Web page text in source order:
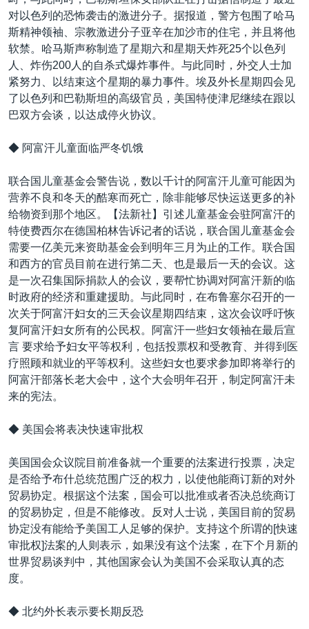
对以色列的恐怖袭击的激进分子。据报道，警方包围了哈马
斯精神领袖、宗教激进分子亚辛在加沙市的住宅，并且将他
软禁。哈马斯声称制造了星期六和星期天炸死25个以色列
人、炸伤200人的自杀式爆炸事件。与此同时，外交人士加
紧努力、以结束这个星期的暴力事件。埃及外长星期四会见
了以色列和巴勒斯坦的高级官员，美国特使津尼继续在跟以
巴双方会谈，以达成停火协议。
◆ 阿富汗儿童面临严冬饥饿
联合国儿童基金会警告说，数以千计的阿富汗儿童可能因为
营养不良和冬天的酷寒而死亡，除非能够尽快运送更多的补
给物资到那个地区。【法新社】引述儿童基金会驻阿富汗的
特使费西尔在德国柏林告诉记者的话说，联合国儿童基金会
需要一亿美元来资助基金会到明年三月为止的工作。联合国
和西方的官员目前在进行第二天、也是最后一天的会议。这
是一次召集国际捐款人的会议，要帮忙协调对阿富汗新的临
时政府的经济和重建援助。与此同时，在布鲁塞尔召开的一
次关于阿富汗妇女的三天会议星期四结束，这次会议呼吁恢
复阿富汗妇女所有的公民权。阿富汗一些妇女领袖在最后宣
言 要求给予妇女平等权利，包括投票权和受教育、并得到医
疗照顾和就业的平等权利。这些妇女也要求参加即将举行的
阿富汗部落长老大会中，这个大会明年召开，制定阿富汗未
来的宪法。
◆ 美国会将表决快速审批权
美国国会众议院目前准备就一个重要的法案进行投票，决定
是否给予布什总统范围广泛的权力，以使他能商订新的对外
贸易协定。根据这个法案，国会可以批准或者否决总统商订
的贸易协定，但是不能修改。反对人士说，美国目前的贸易
协定没有能给予美国工人足够的保护。支持这个所谓的[快速
审批权]法案的人则表示，如果没有这个法案，在下个月新的
世界贸易谈判中，其他国家会认为美国不会采取认真的态
度。
◆ 北约外长表示要长期反恐